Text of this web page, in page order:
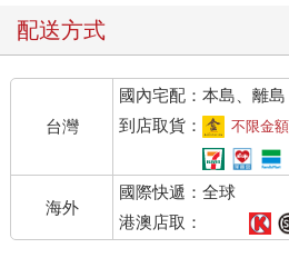
配送方式
台灣
國內宅配：本島、離島
到店取貨：
不限金
海外
國際快遞：全球
港澳店取：